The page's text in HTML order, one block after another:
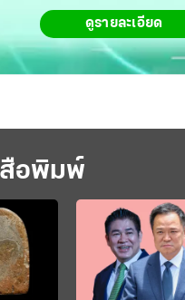
ดูรายละเอียด
อพิมพ์